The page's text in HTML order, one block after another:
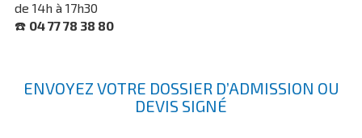
de 14h à 17h30
☎️ 04 77 78 38 80
ENVOYEZ VOTRE DOSSIER D’ADMISSION OU
DEVIS SIGNÉ